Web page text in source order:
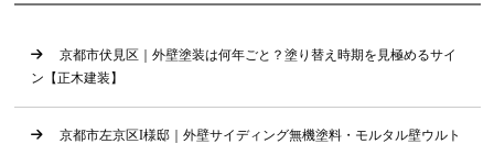
京都市伏見区｜外壁塗装は何年ごと？塗り替え時期を見極めるサイ
ン【正木建装】
京都市左京区I様邸｜外壁サイディング無機塗料・モルタル壁ウルト